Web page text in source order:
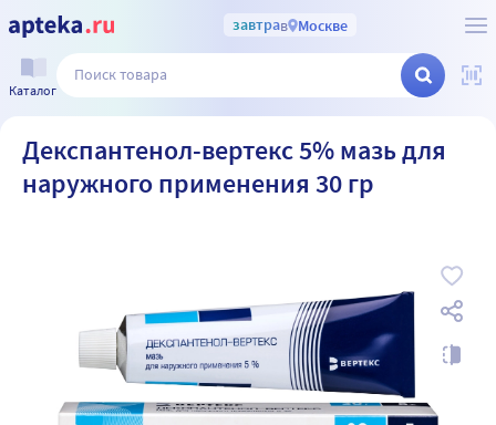
завтрав Москве
Каталог
Декспантенол-вертекс 5% мазь для
наружного применения 30 гр